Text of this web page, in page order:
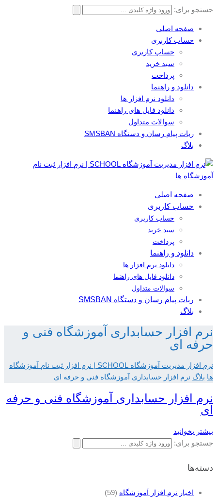
جستجو برای:
صفحه اصلی
حساب کاربری
حساب کاربری
سبد خرید
پرداخت
دانلود و راهنما
دانلود نرم افزار ها
دانلود فایل های راهنما
سوالات متداول
ربات پیام رسان و دستگاه SMSBAN
بلاگ
صفحه اصلی
حساب کاربری
حساب کاربری
سبد خرید
پرداخت
دانلود و راهنما
دانلود نرم افزار ها
دانلود فایل های راهنما
سوالات متداول
ربات پیام رسان و دستگاه SMSBAN
بلاگ
نرم افزار حسابداری آموزشگاه فنی و
حرفه ای
نرم افزار مدیریت آموزشگاه SCHOOL | نرم افزار ثبت نام آموزشگاه
ها بلاگ نرم افزار حسابداری آموزشگاه فنی و حرفه ای
نرم افزار حسابداری آموزشگاه فنی و حرفه
ای
بیشتر بخوانید
جستجو برای:
دسته‌ها
اخبار نرم افزار آموزشگاه (59)